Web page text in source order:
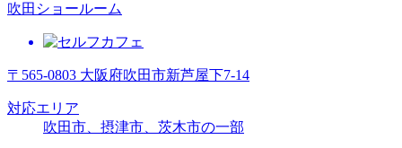
吹田ショールーム
〒565-0803 大阪府吹田市新芦屋下7-14
対応エリア
吹田市、摂津市、茨木市の一部